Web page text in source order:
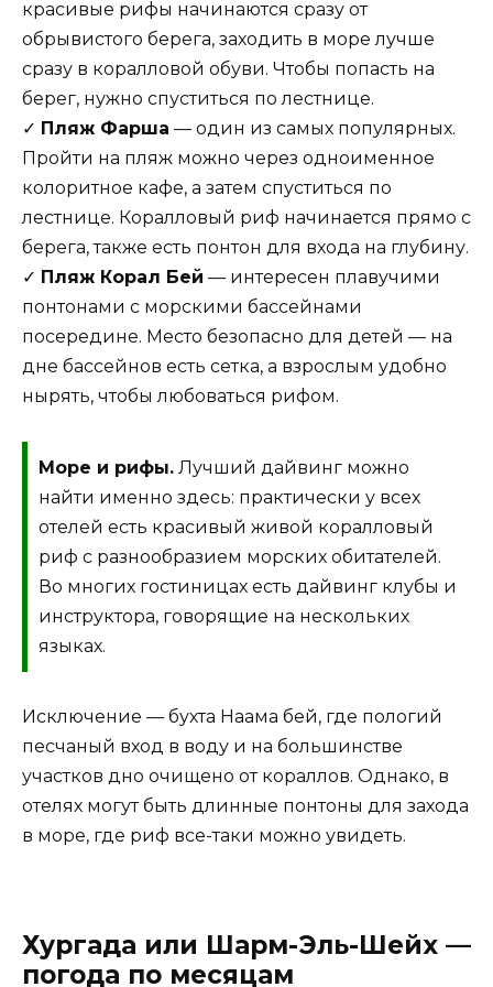
красивые рифы начинаются сразу от
обрывистого берега, заходить в море лучше
сразу в коралловой обуви. Чтобы попасть на
берег, нужно спуститься по лестнице.
✓ Пляж Фарша — один из самых популярных.
Пройти на пляж можно через одноименное
колоритное кафе, а затем спуститься по
лестнице. Коралловый риф начинается прямо с
берега, также есть понтон для входа на глубину.
✓ Пляж Корал Бей — интересен плавучими
понтонами с морскими бассейнами
посередине. Место безопасно для детей — на
дне бассейнов есть сетка, а взрослым удобно
нырять, чтобы любоваться рифом.
Море и рифы. Лучший дайвинг можно
найти именно здесь: практически у всех
отелей есть красивый живой коралловый
риф с разнообразием морских обитателей.
Во многих гостиницах есть дайвинг клубы и
инструктора, говорящие на нескольких
языках.
Исключение — бухта Наама бей, где пологий
песчаный вход в воду и на большинстве
участков дно очищено от кораллов. Однако, в
отелях могут быть длинные понтоны для захода
в море, где риф все-таки можно увидеть.
Хургада или Шарм-Эль-Шейх —
погода по месяцам